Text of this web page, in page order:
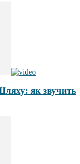
як звучить